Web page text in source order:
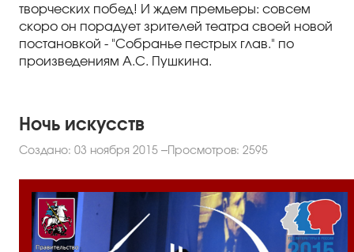
творческих побед! И ждем премьеры: совсем
скоро он порадует зрителей театра своей новой
постановкой - "Собранье пестрых глав." по
произведениям А.С. Пушкина.
Ночь искусств
Создано: 03 ноября 2015 Просмотров: 2595